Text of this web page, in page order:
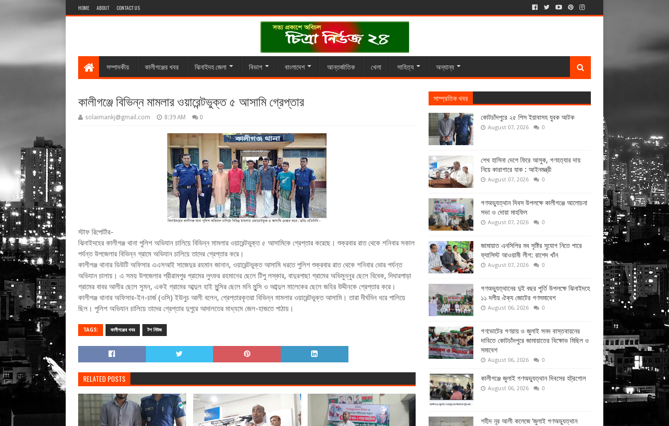
HOME ABOUT CONTACT US
সম্পাদকীয় কালীগঞ্জের খবর ঝিনাইদহ জেলা বিভাগ বাংলাদেশ আন্তর্জাতিক খেলা সাহিত্য অন্যান্য
কালীগঞ্জে বিভিন্ন মামলার ওয়ারেন্টভুক্ত ৫ আসামি গ্রেপ্তার
solaimankj@gmail.com 8:39 AM 0
স্টাফ রিপোর্টার-
ঝিনাইদহের কালীগঞ্জ থানা পুলিশ অভিযান চালিয়ে বিভিন্ন মামলার ওয়ারেন্টভুক্ত ৫ আসামিকে গ্রেপ্তার করেছে। শুক্রবার রাত থেকে শনিবার সকাল
পর্যন্ত উপজেলার বিভিন্ন গ্রামে অভিযান চালিয়ে তাদের গ্রেপ্তার করে।
কালীগঞ্জ থানার ডিউটি অফিসার এএসআই সাজেদুর রহমান জানান, ওয়ারেন্টভুক্ত আসামি ধরতে পুলিশ শুক্রবার রাত থেকে শনিবার ভোর পর্যন্ত
অভিযান চালায়। এ সময় উপজেলার শ্রীরামপুর গ্রামের লুৎফর রহমানের ছেলে টিপু লস্কার, বাদুরগাছা গ্রামের অভিমুন্নুর ছেলে বিবেক, দিঘারপাড়া
গ্রামের বাবর আলীর ছেলে সুমন, একই গ্রামের আব্দুল হাই মুন্সির ছেলে মনি মুন্সি ও আাব্দুল মালেকের ছেলে জহির উদ্দীনকে গ্রেপ্তার করে।
কালীগঞ্জ থানার অফিসার-ইন-চার্জ (ওসি) ইউনুচ আলী বলেন, গ্রেপ্তারকৃতরা বিভিন্ন মামলার ওয়ারেন্টভুক্ত আসামি। তারা দীর্ঘদিন ধরে পালিয়ে
ছিল। পুলিশ অভিযান চালিয়ে তাদের গ্রেপ্তার দুপুরে আদালতের মাধ্যমে জেল-হাজতে পাঠায়।
TAGS: কালীগঞ্জের খবর টপ নিউজ
RELATED POSTS
সাম্প্রতিক খবর
কোটচাঁদপুরে ২৫ পিস ইয়াবাসহ যুবক আটক
August 07, 2026 0
শেখ হাসিনা দেশে ফিরে আসুক, গণহত্যার দায়
নিয়ে কারাগারে যাক : আইনমন্ত্রী
August 07, 2026 0
গণঅভ্যুত্থান দিবস উপলক্ষে কালীগঞ্জে আলোচনা
সভা ও দোয়া মাহফিল
August 07, 2026 0
জামায়াত এনসিপির মব সৃষ্টির সুযোগ নিতে পারে
ফ্যাসিস্ট আওয়ামী লীগ: রাশেদ খাঁন
August 07, 2026 0
গণঅভ্যুত্থানের দুই বছর পুর্তি উপলক্ষে ঝিনাইদহে
১১ দলীয় ঐক্য জোটের গণসমাবেশ
August 06, 2026 0
গণভোটের গণরায় ও জুলাই সনদ বাস্তবায়নের
দাবিতে কোটচাঁদপুরে জামায়াতের বিক্ষোভ মিছিল ও
সমাবেশ
August 06, 2026 0
কালীগঞ্জে জুলাই গণঅভ্যুত্থান দিবসের হট্রগোল
August 06, 2026 0
শহীদ নূর আলী কলেজে ‘জুলাই গণঅভ্যুত্থান